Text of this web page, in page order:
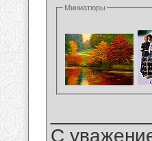
Миниатюры
С